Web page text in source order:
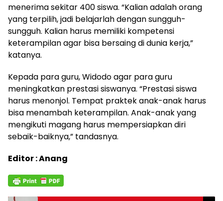
menerima sekitar 400 siswa. “Kalian adalah orang
yang terpilih, jadi belajarlah dengan sungguh-
sungguh. Kalian harus memiliki kompetensi
keterampilan agar bisa bersaing di dunia kerja,”
katanya.
Kepada para guru, Widodo agar para guru
meningkatkan prestasi siswanya. “Prestasi siswa
harus menonjol. Tempat praktek anak-anak harus
bisa menambah keterampilan. Anak-anak yang
mengikuti magang harus mempersiapkan diri
sebaik-baiknya,” tandasnya.
Editor : Anang